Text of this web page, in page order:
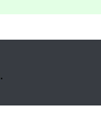
.